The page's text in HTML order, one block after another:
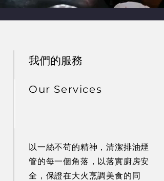
我們的服務
Our Services
以一絲不苟的精神，清潔排油煙
管的每一個角落，以落實廚房安
全，保證在大火烹調美食的同